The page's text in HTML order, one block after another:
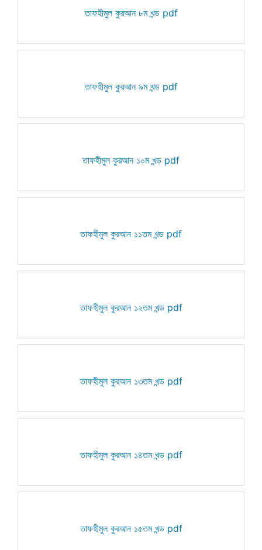
তাফহীমুল কুরআন ৮ম খন্ড pdf
তাফহীমুল কুরআন ৯ম খন্ড pdf
তাফহীমুল কুরআন ১০ম খন্ড pdf
তাফহীমুল কুরআন ১১তম খন্ড pdf
তাফহীমুল কুরআন ১২তম খন্ড pdf
তাফহীমুল কুরআন ১৩তম খন্ড pdf
তাফহীমুল কুরআন ১৪তম খন্ড pdf
তাফহীমুল কুরআন ১৫তম খন্ড pdf